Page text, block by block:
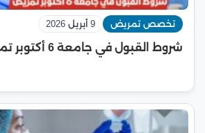
تخصص تمريض 9 أبريل 2026
شروط القبول في جامعة 6 أكتوبر تمريض